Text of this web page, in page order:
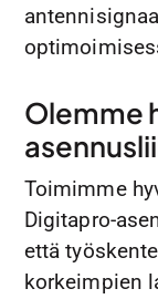
Olemme
Toimimme
Digitapro-
että
korkeimpien